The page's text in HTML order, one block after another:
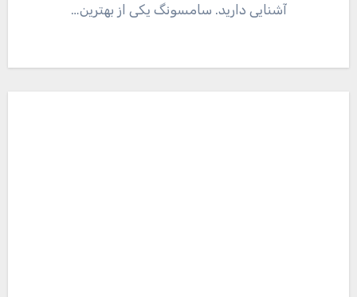
آشنایی دارید. سامسونگ یکی از بهترین…